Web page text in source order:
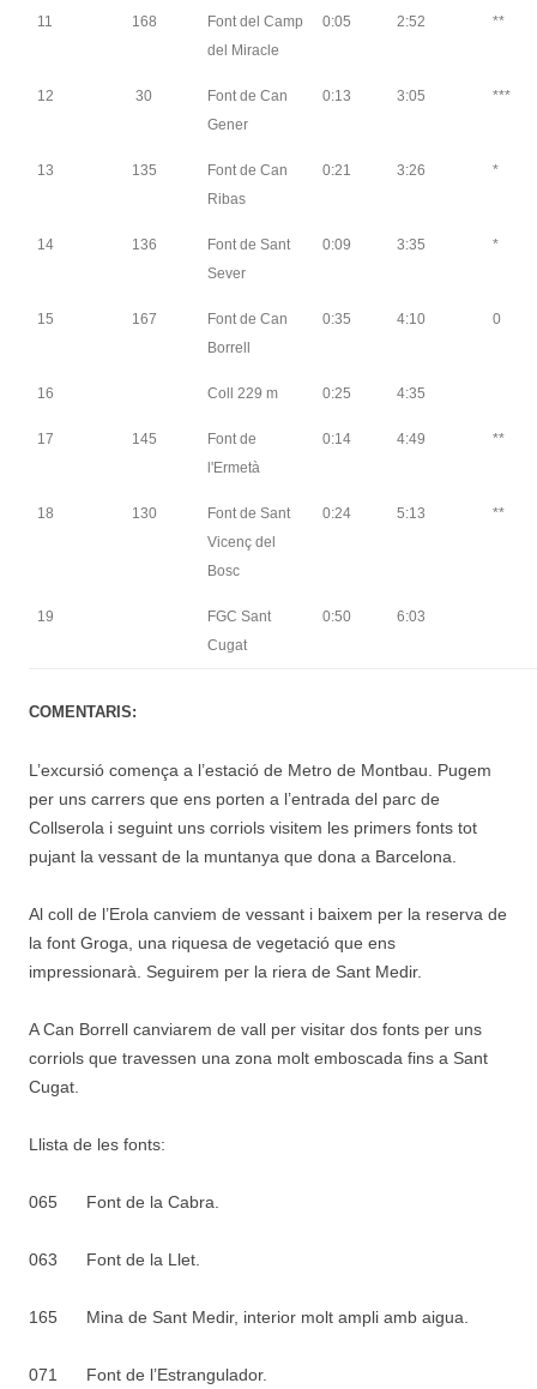
11 168
Font del Camp
del Miracle
0:05 2:52 **
12 30
Font de Can
Gener
0:13 3:05 ***
13 135
Font de Can
Ribas
0:21 3:26 *
14 136
Font de Sant
Sever
0:09 3:35 *
15 167
Font de Can
Borrell
0:35 4:10 0
16 Coll 229 m 0:25 4:35
17 145
Font de
l'Ermetà
0:14 4:49 **
18 130
Font de Sant
Vicenç del
Bosc
0:24 5:13 **
19
FGC Sant
Cugat
0:50 6:03
COMENTARIS:
L’excursió comença a l’estació de Metro de Montbau. Pugem
per uns carrers que ens porten a l’entrada del parc de
Collserola i seguint uns corriols visitem les primers fonts tot
pujant la vessant de la muntanya que dona a Barcelona.
Al coll de l’Erola canviem de vessant i baixem per la reserva de
la font Groga, una riquesa de vegetació que ens
impressionarà. Seguirem per la riera de Sant Medir.
A Can Borrell canviarem de vall per visitar dos fonts per uns
corriols que travessen una zona molt emboscada fins a Sant
Cugat.
Llista de les fonts:
065 Font de la Cabra.
063 Font de la Llet.
165 Mina de Sant Medir, interior molt ampli amb aigua.
071 Font de l’Estrangulador.